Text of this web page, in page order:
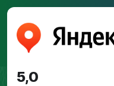
5,0